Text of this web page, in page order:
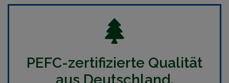
PEFC-zertifizierte Qualität